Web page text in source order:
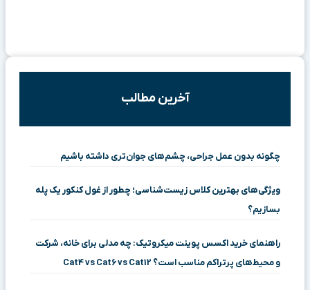
آخرین مطالب
چگونه بدون عمل جراحی، چشم‌های جوان‌تری داشته باشیم
ویژگی‌های بهترین کلاس زیست‌شناسی؛ چطور از غول کنکور یک پله
بسازیم؟
راهنمای خرید اکسس پوینت میکروتیک: چه مدلی برای خانه، شرکت
و محیط‌های پرتراکم مناسب است؟ Cat4 vs Cat6 vs Cat12